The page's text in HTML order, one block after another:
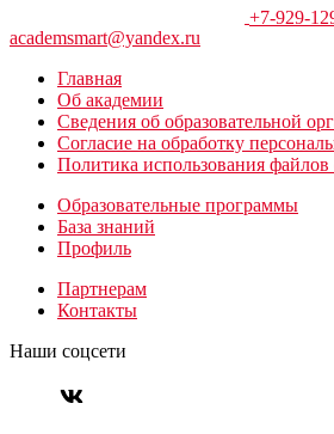
+7-929-
academsmart@yandex.ru
Главная
Об академии
Сведения об образовательной
Согласие на обработку
Политика использования файлов
Образовательные программы
База знаний
Профиль
Партнерам
Контакты
Наши соцсети